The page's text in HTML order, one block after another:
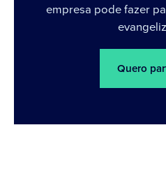
empresa pode fazer
Quero